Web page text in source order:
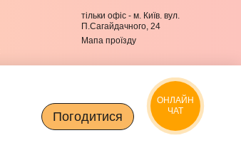
тільки офіс - м. Київ. вул.
П.Сагайдачного, 24
Мапа проїзду
Погодитися
ОНЛАЙН
ЧАТ